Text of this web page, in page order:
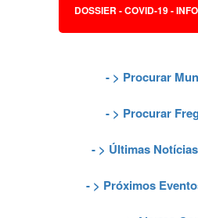
DOSSIER - COVID-19 -
- > Procurar
- > Procurar
- > Últimas
- > Próximos